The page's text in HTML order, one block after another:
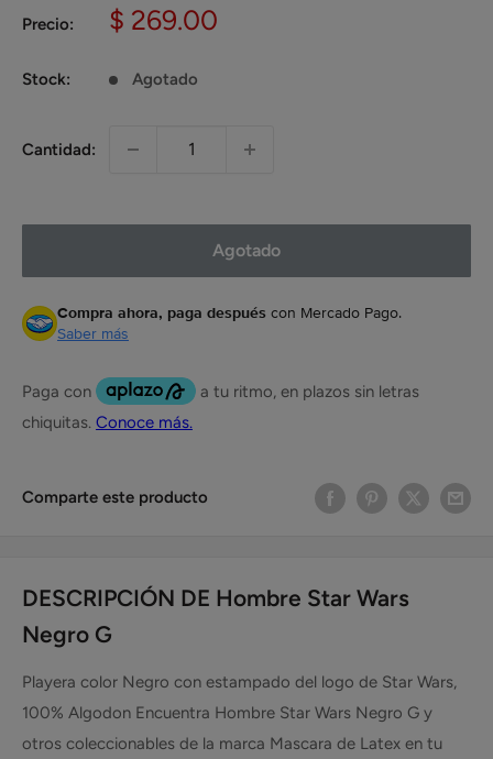
Precio:
Precio
venta
$ 269.00
Stock: Agotado
Cantidad:
Agotado
Compra ahora, paga después con Mercado Pago.
Saber más
Comparte este producto
DESCRIPCIÓN DE Hombre Star Wars
Negro G
Playera color Negro con estampado del logo de Star Wars,
100% Algodon Encuentra Hombre Star Wars Negro G y
otros coleccionables de la marca Mascara de Latex en tu